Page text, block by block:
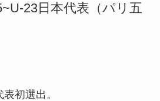
23日本代表（パリ五
初選出。